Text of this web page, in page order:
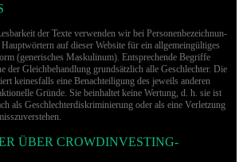
der Texte verwenden wir bei Per­so­nen­be­zeich­nun­
auf dieser Website für ein allgemeingültiges
(generisches Maskulinum). Entsprechende Begriffe
der Gleichbehandlung grund­sätz­lich alle Geschlechter. Die
keinesfalls eine Benachteiligung des jeweils anderen
Gründe. Sie beinhaltet keine Wertung, d. h. sie ist
als Geschlechterdiskriminierung oder als eine Verletzung
ÜBER CROWDINVESTING-